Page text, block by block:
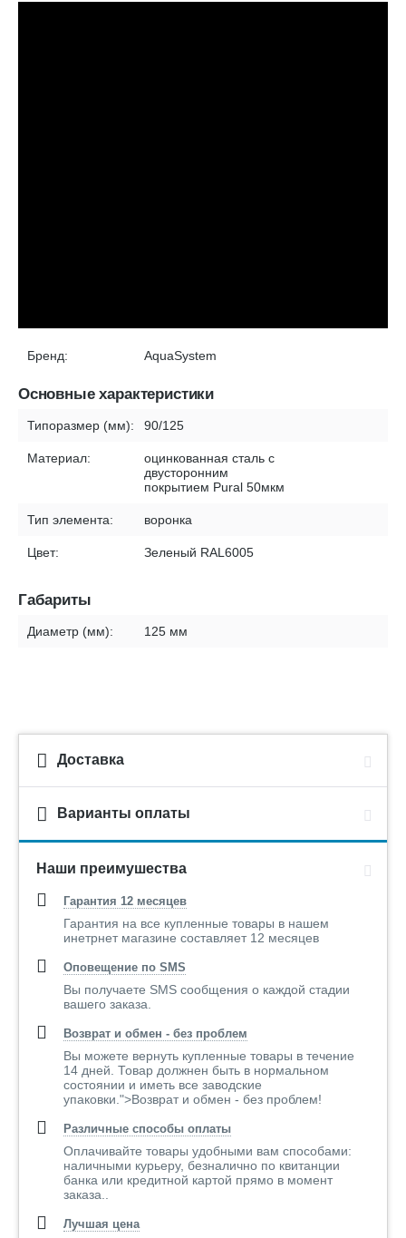
Бренд: AquaSystem
Основные характеристики
Типоразмер (мм): 90/125
Материал:
оцинкованная сталь с
двусторонним
покрытием Pural 50мкм
Тип элемента: воронка
Цвет: Зеленый RAL6005
Габариты
Диаметр (мм): 125 мм
Доставка
Варианты оплаты
Наши преимушества
Гарантия 12 месяцев
Гарантия на все купленные товары в нашем
инетрнет магазине составляет 12 месяцев
Оповещение по SMS
Вы получаете SMS сообщения о каждой стадии
вашего заказа.
Возврат и обмен - без проблем
Вы можете вернуть купленные товары в течение
14 дней. Товар должнен быть в нормальном
состоянии и иметь все заводские
упаковки.">Возврат и обмен - без проблем!
Различные способы оплаты
Оплачивайте товары удобными вам способами:
наличными курьеру, безналично по квитанции
банка или кредитной картой прямо в момент
заказа..
Лучшая цена